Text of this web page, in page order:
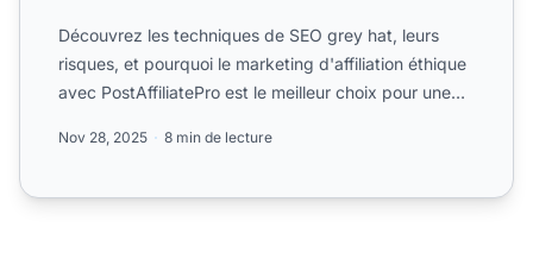
Découvrez les techniques de SEO grey hat, leurs
risques, et pourquoi le marketing d'affiliation éthique
avec PostAffiliatePro est le meilleur choix pour une
Nov 28, 2025 8 min de lecture